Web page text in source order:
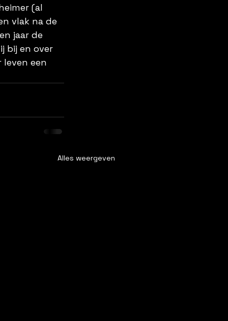
(al
vlak na de
jaar de
bij en over
een
Alles weergeven